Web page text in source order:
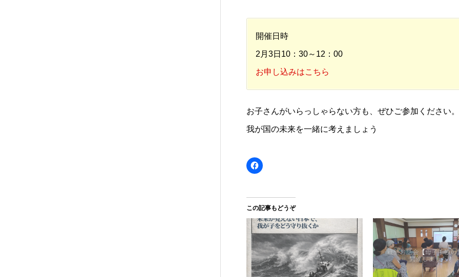
開催日時
2月3日10：30～12：00
お申し込みはこちら
お子さんがいらっしゃらない方も、ぜひご参加ください。
我が国の未来を一緒に考えましょう
この記事もどうぞ